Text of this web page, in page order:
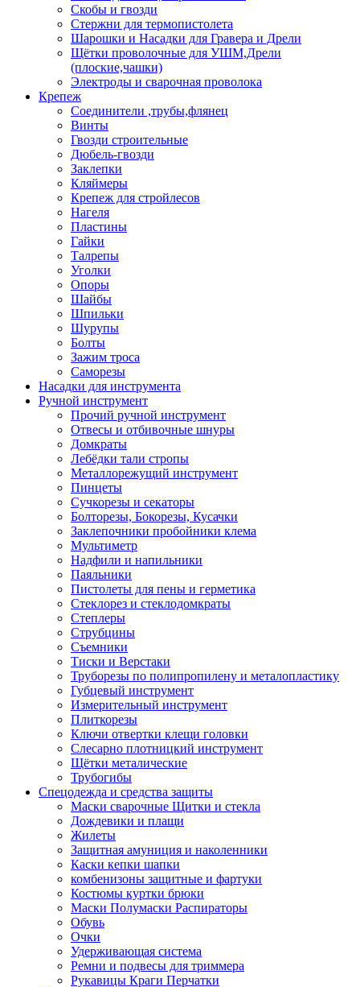
Скобы и гвозди
Стержни для термопистолета
Шарошки и Насадки для Гравера и Дрели
Щётки проволочные для УШМ,Дрели
(плоские,чашки)
Электроды и сварочная проволока
Крепеж
Соединители ,трубы,флянец
Винты
Гвозди строительные
Дюбель-гвозди
Заклепки
Кляймеры
Крепеж для стройлесов
Нагеля
Пластины
Гайки
Талрепы
Уголки
Опоры
Шайбы
Шпильки
Шурупы
Болты
Зажим троса
Саморезы
Насадки для инструмента
Ручной инструмент
Прочий ручной инструмент
Отвесы и отбивочные шнуры
Домкраты
Лебёдки тали стропы
Металлорежущий инструмент
Пинцеты
Сучкорезы и секаторы
Болторезы, Бокорезы, Кусачки
Заклепочники пробойники клема
Мультиметр
Надфили и напильники
Паяльники
Пистолеты для пены и герметика
Стеклорез и стеклодомкраты
Степлеры
Струбцины
Съемники
Тиски и Верстаки
Труборезы по полипропилену и металопластику
Губцевый инструмент
Измерительный инструмент
Плиткорезы
Ключи отвертки клещи головки
Слесарно плотницкий инструмент
Щётки металические
Трубогибы
Спецодежда и средства защиты
Маски сварочные Щитки и стекла
Дождевики и плащи
Жилеты
Защитная амуниция и наколенники
Каски кепки шапки
комбенизоны защитные и фартуки
Костюмы куртки брюки
Маски Полумаски Распираторы
Обувь
Очки
Удерживающая система
Ремни и подвесы для триммера
Рукавицы Краги Перчатки